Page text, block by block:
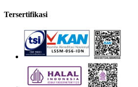
Tersertifikasi